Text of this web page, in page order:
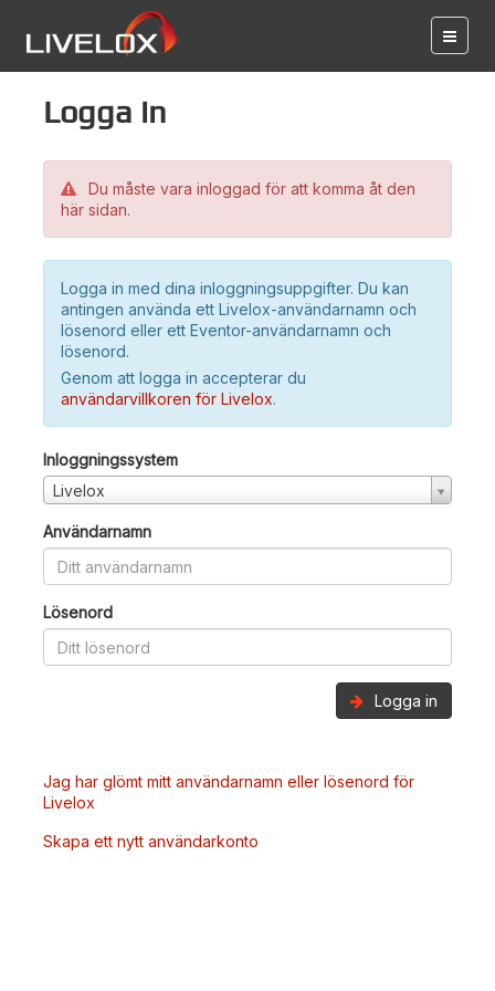
Logga in
Du måste vara inloggad för att komma åt den
här sidan.
Logga in med dina inloggningsuppgifter. Du kan
antingen använda ett Livelox-användarnamn och
lösenord eller ett Eventor-användarnamn och
lösenord.
Genom att logga in accepterar du
användarvillkoren för Livelox.
Inloggningssystem
Livelox
Användarnamn
Lösenord
Logga in
Jag har glömt mitt användarnamn eller lösenord för
Livelox
Skapa ett nytt användarkonto